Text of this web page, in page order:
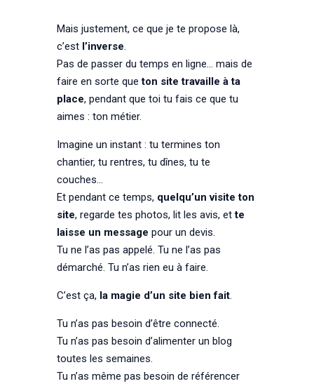
Mais justement, ce que je te propose là,
c’est l’inverse.
Pas de passer du temps en ligne… mais de
faire en sorte queton site travaille à ta
place, pendant que toi tu fais ce que tu
aimes : ton métier.
Imagine un instant : tu termines ton
chantier, tu rentres, tu dînes, tu te
couches…
Et pendant ce temps, quelqu’un visite ton
site, regarde tes photos, lit les avis, ette
laisse un message pour un devis.
Tu ne l’as pas appelé. Tu ne l’as pas
démarché. Tu n’as rien eu à faire.
C’est ça, la magie d’un site bien fait.
Tu n’as pas besoin d’être connecté.
Tu n’as pas besoin d’alimenter un blog
toutes les semaines.
Tu n’as même pas besoin de référencer